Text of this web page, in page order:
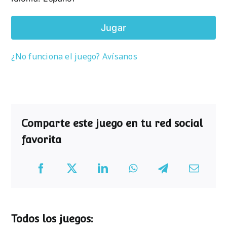
Jugar
¿No funciona el juego? Avísanos
Comparte este juego en tu red social
favorita
Todos los juegos: